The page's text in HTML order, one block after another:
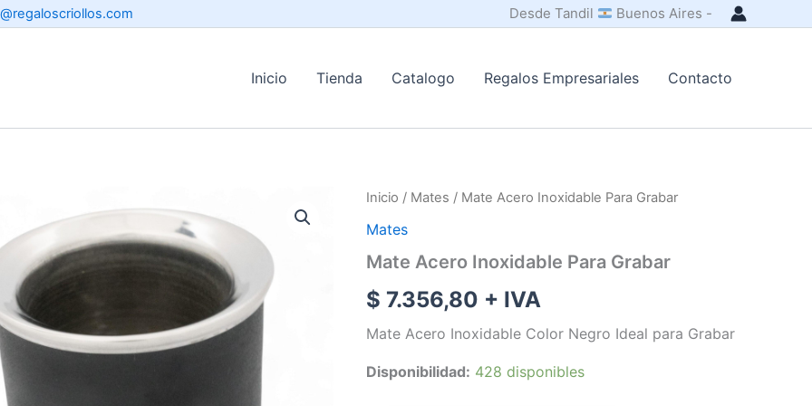
Desde Tandil Buenos Aires -
Inicio Tienda Catalogo Regalos Empresariales Contacto
Inicio / Mates / Mate Acero Inoxidable Para Grabar
Mates
Mate Acero Inoxidable Para Grabar
$ 7.356,80 + IVA
Mate Acero Inoxidable Color Negro Ideal para Grabar
Disponibilidad: 428 disponibles